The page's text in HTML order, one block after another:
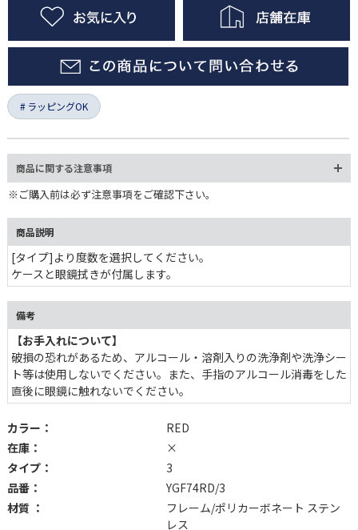
ラッピングOK
商品に関する注意事項
※ご購入前は必ず注意事項をご確認下さい。
商品説明
[タイプ]より度数を選択してください。
ケースと眼鏡拭きが付属します。
備考
【お手入れについて】
破損の恐れがあるため、アルコール・溶剤入りの洗浄剤や洗浄シー
ト等は使用しないでください。また、手指のアルコール消毒をした
直後に眼鏡に触れないでください。
カラー：
RED
在庫：
×
タイプ：
3
品番：
YGF74RD/3
材質 ：
フレーム/ポリカーボネート ステン
レス